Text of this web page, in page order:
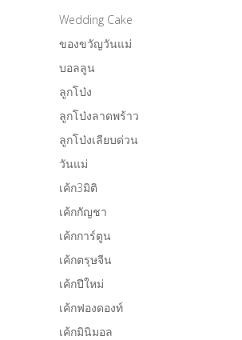
Wedding Cake
ของขวัญวันแม่
บอลลูน
ลูกโป่ง
ลูกโป่งลาดพร้าว
ลูกโป่งเลียบด่วน
วันแม่
เค้ก3มิติ
เค้กกัญชา
เค้กการ์ตูน
เค้กตรุษจีน
เค้กปีใหม่
เค้กฟองดองท์
เค้กมินิมอล